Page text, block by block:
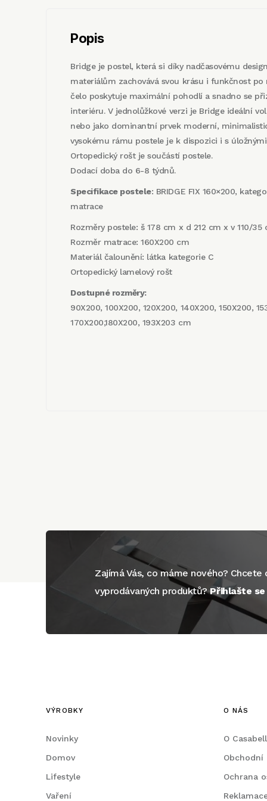
Popis
Bridge je postel, která si díky nadčasovému
materiálům zachovává svou krásu i funkčnost po
čelo poskytuje maximální pohodlí a snadno se
interiéru. V jednolůžkové verzi je Bridge ideální
nebo jako dominantní prvek moderní,
vysokému rámu postele je k dispozici i s
Ortopedický rošt je součástí postele.
Dodací doba do 6-8 týdnů.
Specifikace postele: BRIDGE FIX 160×200,
matrace
Rozměry postele: š 178 cm x d 212 cm x v 110/35
Rozměr matrace: 160X200 cm
Materiál čalounění: látka kategorie C
Ortopedický lamelový rošt
Dostupné rozměry:
90X200, 100X200, 120X200, 140X200, 150X200,
170X200,180X200, 193X203 cm
Zajímá Vás, co máme nového?
vyprodávaných produktů?Přihlašte
VÝROBKY
Novinky
Domov
Lifestyle
Vaření
O NÁS
O
Obchodní
Ochrana